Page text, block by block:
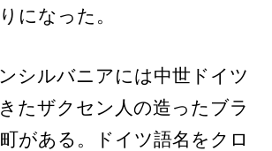
になった。
シルバニアには中世ドイツ
たザクセン人の造ったブラ
がある。ドイツ語名をクロ